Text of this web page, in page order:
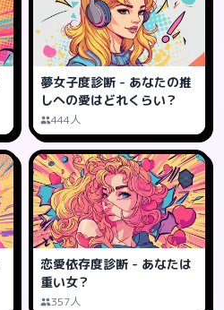
夢女子度診断 - あなたの推
しへの愛はどれくらい？
444人
恋愛依存度診断 - あなたは
重い女？
357人